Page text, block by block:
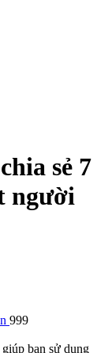
sẻ 7
người
999
bạn sử dụng